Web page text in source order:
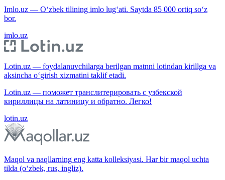
Imlo.uz — O‘zbek tilining imlo lug‘ati. Saytda 85 000 ortiq so‘z
bor.
imlo.uz
Lotin.uz — foydalanuvchilarga berilgan matnni lotindan kirillga va
aksincha o‘girish xizmatini taklif etadi.
Lotin.uz — поможет транслитерировать с узбекской
кириллицы на латиницу и обратно. Легко!
lotin.uz
Maqol va naqllarning eng katta kolleksiyasi. Har bir maqol uchta
tilda (o‘zbek, rus, ingliz).